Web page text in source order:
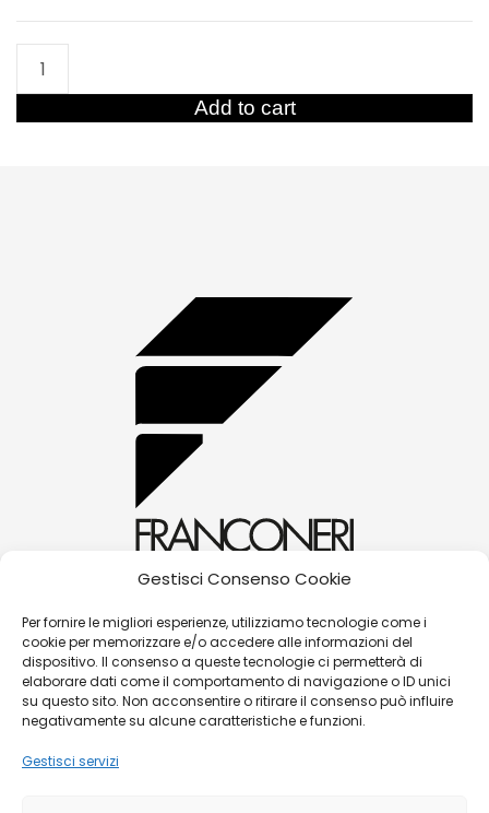
Gestisci Consenso Cookie
Per fornire le migliori esperienze, utilizziamo tecnologie come i
cookie per memorizzare e/o accedere alle informazioni del
dispositivo. Il consenso a queste tecnologie ci permetterà di
elaborare dati come il comportamento di navigazione o ID unici
su questo sito. Non acconsentire o ritirare il consenso può influire
negativamente su alcune caratteristiche e funzioni.
Gestisci servizi
quantity
Add to cart
(+39) 0572 70087
Corso Matteotti, 31 - 51016 - Montecatini Terme
(PT)